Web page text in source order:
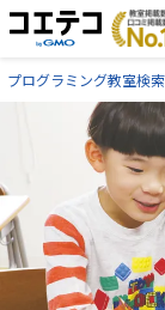
プログラミング教室検